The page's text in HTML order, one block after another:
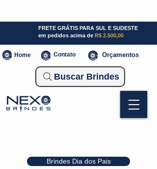
Brindes Dia dos Pais
FRETE GRÁTIS PARA SUL E SUDESTE
em pedidos acima de R$ 2.500,00
Home Contato Orçamentos
Buscar Brindes